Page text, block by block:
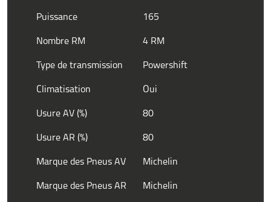
Puissance
165
Nombre RM
4 RM
Type de transmission
Powershift
Climatisation
Oui
Usure AV (%)
80
Usure AR (%)
80
Marque des Pneus AV
Michelin
Marque des Pneus AR
Michelin